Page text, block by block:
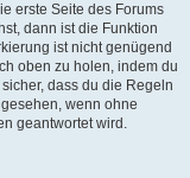
erste Seite des Forums
dann ist die Funktion
ist nicht genügend
oben zu holen, indem du
dass du die Regeln
wenn ohne
geantwortet wird.